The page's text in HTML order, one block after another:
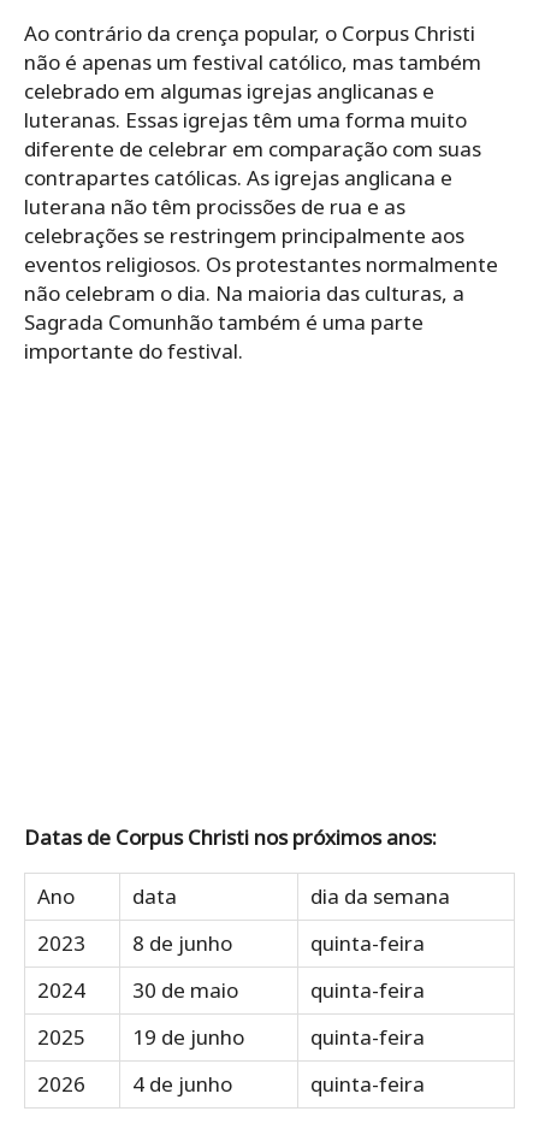
Ao contrário da crença popular, o Corpus Christi
não é apenas um festival católico, mas também
celebrado em algumas igrejas anglicanas e
luteranas. Essas igrejas têm uma forma muito
diferente de celebrar em comparação com suas
contrapartes católicas. As igrejas anglicana e
luterana não têm procissões de rua e as
celebrações se restringem principalmente aos
eventos religiosos. Os protestantes normalmente
não celebram o dia. Na maioria das culturas, a
Sagrada Comunhão também é uma parte
importante do festival.
Datas de Corpus Christi nos próximos anos:
Ano data
dia da semana
2023
8 de junho
quinta-feira
2024
30 de maio
quinta-feira
2025
19 de junho
quinta-feira
2026
4 de junho quinta-feira